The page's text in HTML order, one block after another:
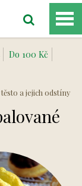
Do 100 Kč
a jejich odstíny